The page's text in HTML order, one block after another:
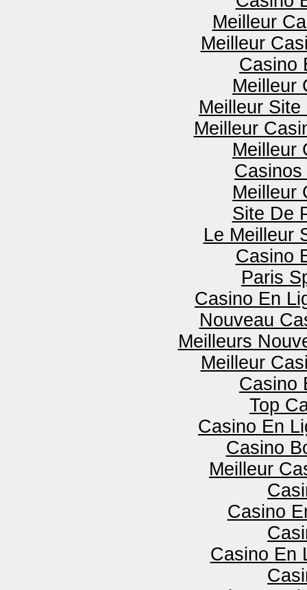
Meilleur
Meilleur
Casino
Meilleur
Meilleur
Meilleur
Meilleur
Meilleur
Site De
Le Meilleur
Casino
Paris
Casino En
Nouveau
Meilleurs
Meilleur
Casino
Top
Casino En
Casino
Meilleur
Casino
Casino En